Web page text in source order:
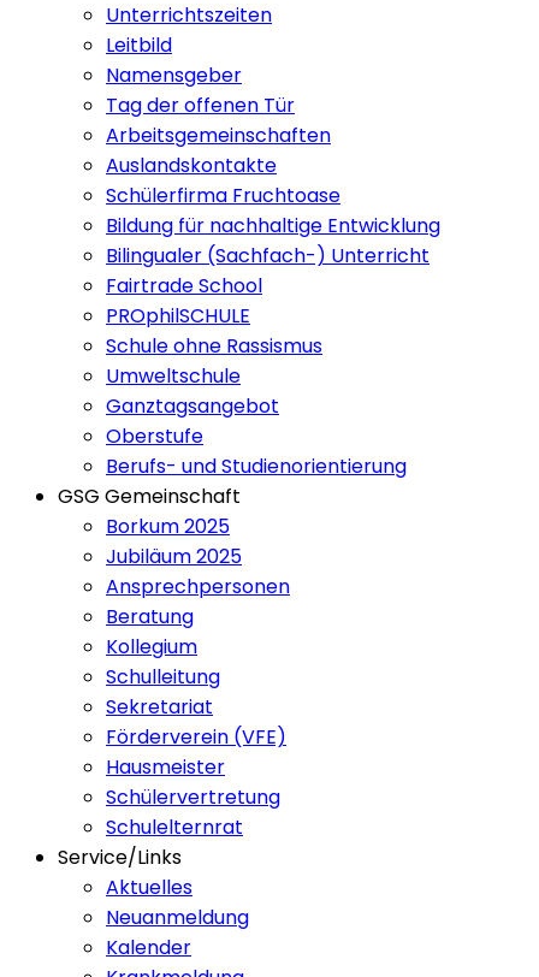
Unterrichtszeiten
Leitbild
Namensgeber
Tag der offenen Tür
Arbeitsgemeinschaften
Auslandskontakte
Schülerfirma Fruchtoase
Bildung für nachhaltige Entwicklung
Bilingualer (Sachfach-) Unterricht
Fairtrade School
PROphilSCHULE
Schule ohne Rassismus
Umweltschule
Ganztagsangebot
Oberstufe
Berufs- und Studienorientierung
GSG Gemeinschaft
Borkum 2025
Jubiläum 2025
Ansprechpersonen
Beratung
Kollegium
Schulleitung
Sekretariat
Förderverein (VFE)
Hausmeister
Schülervertretung
Schulelternrat
Service/Links
Aktuelles
Neuanmeldung
Kalender